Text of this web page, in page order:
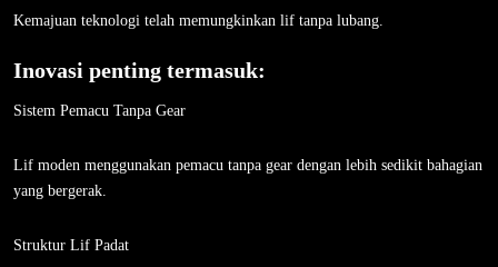
Kemajuan teknologi telah memungkinkan lif tanpa lubang.
Inovasi penting termasuk:
Sistem Pemacu Tanpa Gear
Lif moden menggunakan pemacu tanpa gear dengan lebih sedikit bahagian
yang bergerak.
Struktur Lif Padat